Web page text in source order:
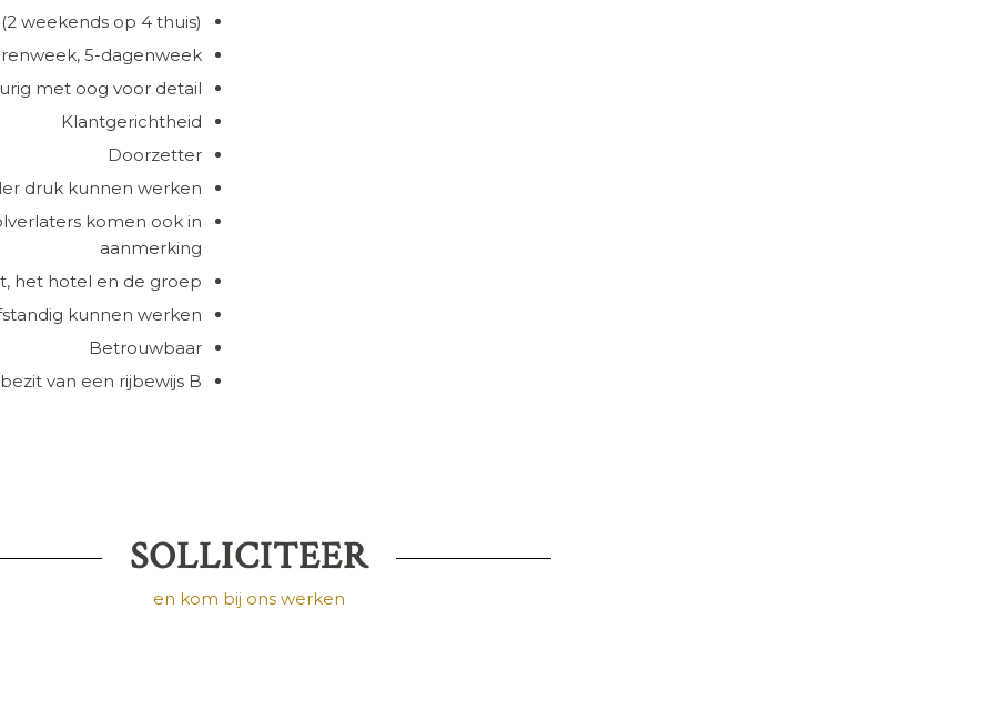
weekends op 4 thuis)
5-dagenweek
met oog voor detail
Klantgerichtheid
Doorzetter
druk kunnen werken
komen ook in
aanmerking
het hotel en de groep
kunnen werken
Betrouwbaar
van een rijbewijs B
SOLLICITEER
en kom bij ons werken